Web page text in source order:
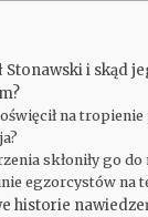
Stonawski i skąd
na
skłoniły go
egzorcystów na
historie